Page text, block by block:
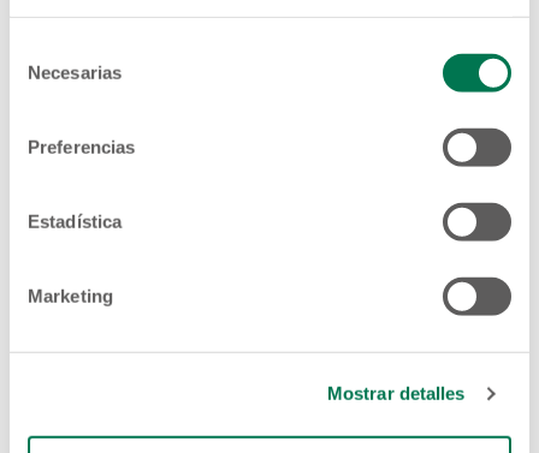
Necesarias
Preferencias
Estadística
Marketing
Mostrar detalles